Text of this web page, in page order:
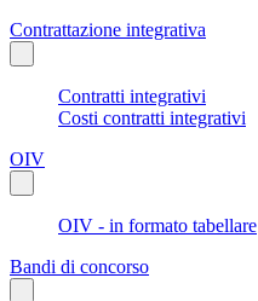
Contrattazione integrativa
Contratti integrativi
Costi contratti integrativi
OIV
OIV - in formato tabellare
Bandi di concorso